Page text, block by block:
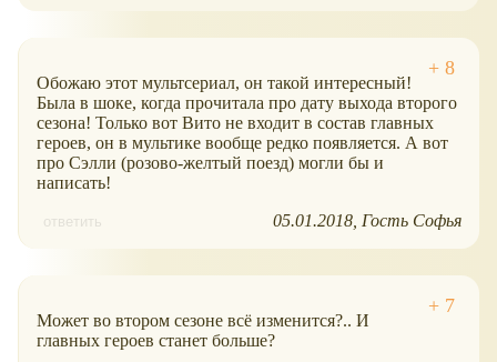
Обожаю этот мультсериал, он такой интересный!
Была в шоке, когда прочитала про дату выхода второго
сезона! Только вот Вито не входит в состав главных
героев, он в мультике вообще редко появляется. А вот
про Сэлли (розово-желтый поезд) могли бы и
написать!
ответить 05.01.2018 Гость Софья
Может во втором сезоне всё изменится?.. И
главных героев станет больше?